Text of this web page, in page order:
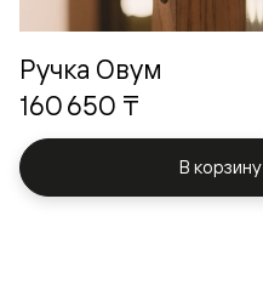
Ручка Овум
160 650 ₸
В корзину